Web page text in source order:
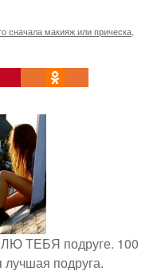
сначала макияж или прическа
ТЕБЯ подруге. 100
подруга.